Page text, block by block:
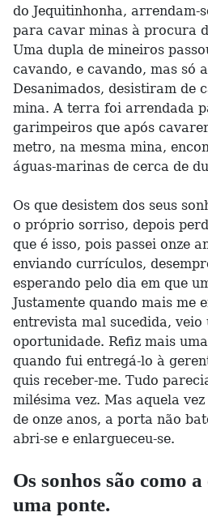
do Jequitinhonha, arrendam-
para cavar minas à procura
Uma dupla de mineiros
cavando, e cavando, mas só
Desanimados, desistiram de
mina. A terra foi arrendada
garimpeiros que após
metro, na mesma mina,
águas-marinas de cerca de
Os que desistem dos seus
o próprio sorriso, depois
que é isso, pois passei onze
enviando currículos,
esperando pelo dia em que
Justamente quando mais me
entrevista mal sucedida, veio
oportunidade. Refiz mais
quando fui entregá-lo à
quis receber-me. Tudo
milésima vez. Mas aquela
de onze anos, a porta não
abri-se e enlargueceu-se.
Os sonhos são como
uma ponte.